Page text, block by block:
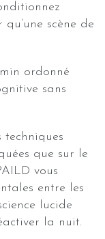
scène de
ordonné
sans
que sur le
vous
entre les
lucide
la nuit.